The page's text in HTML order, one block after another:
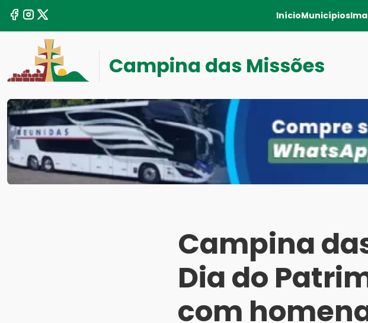
InícioMunicípios
Campina das Missões
Campina
Dia do
com